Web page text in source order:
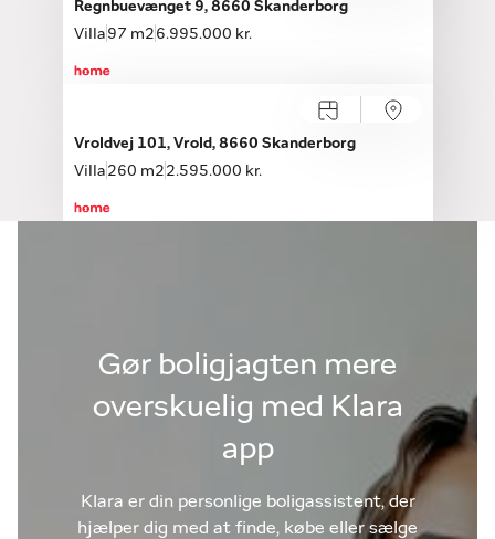
Regnbuevænget 9, 8660 Skanderborg
Villa 97 m2 6.995.000 kr.
Vroldvej 101, Vrold, 8660 Skanderborg
Villa 260 m2 2.595.000 kr.
Gør boligjagten mere
overskuelig med Klara
app
Klara er din personlige boligassistent, der
hjælper dig med at finde, købe eller sælge